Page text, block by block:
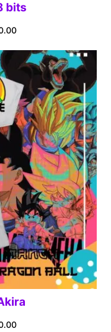
bits
Price
$160.00
through
$280.00
Price